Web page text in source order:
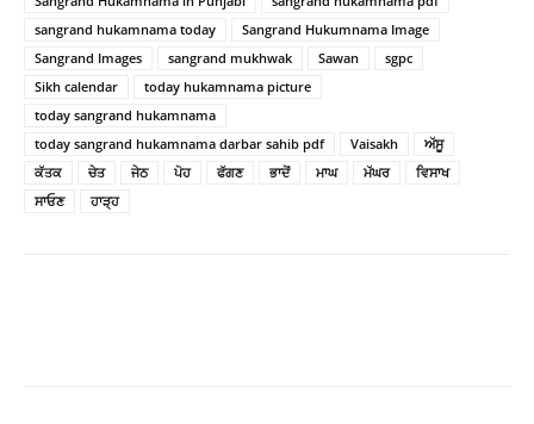
sangrand hukamnama today
Sangrand Hukumnama Image
Sangrand Images
sangrand mukhwak Sawan
sgpc
Sikh calendar
today hukamnama picture
today sangrand hukamnama
today sangrand hukamnama darbar sahib pdf
Vaisakh
ਅੱਸੂ
ਕੱਤਕ
ਚੇਤ ਜੇਠ ਪੋਹ ਫੱਗਣ ਭਾਦੋਂ ਮਾਘ ਮੱਘਰ
ਵਿਸਾਖ
ਸਾਓਣ
ਹਾੜ੍ਹ